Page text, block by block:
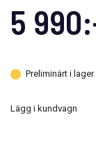
5
Preliminärt i
Lägg i kundvagn